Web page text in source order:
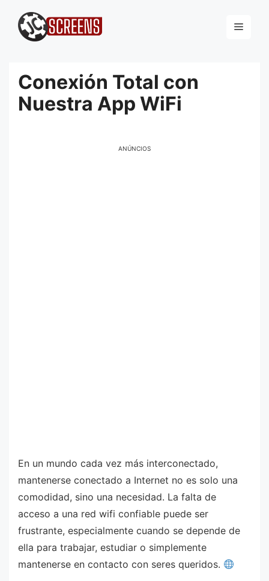
para
Menu
Conexión Total con
Nuestra App WiFi
ANÚNCIOS
En un mundo cada vez más interconectado,
mantenerse conectado a Internet no es solo una
comodidad, sino una necesidad. La falta de
acceso a una red wifi confiable puede ser
frustrante, especialmente cuando se depende de
ella para trabajar, estudiar o simplemente
mantenerse en contacto con seres queridos.